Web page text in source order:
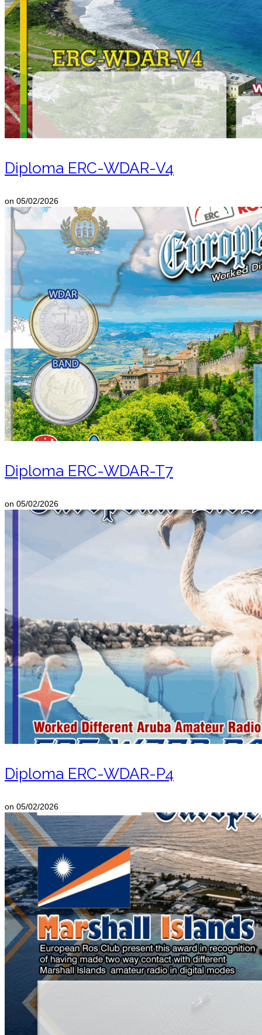
Diploma ERC-WDAR-V4
on 05/02/2026
Diploma ERC-WDAR-T7
on 05/02/2026
Diploma ERC-WDAR-P4
on 05/02/2026